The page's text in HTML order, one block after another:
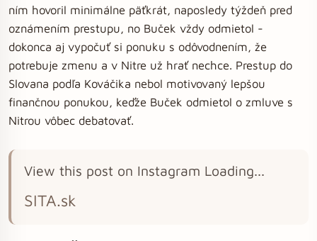
ním hovoril minimálne päťkrát, naposledy týždeň pred
oznámením prestupu, no Buček vždy odmietol -
dokonca aj vypočuť si ponuku s odôvodnením, že
potrebuje zmenu a v Nitre už hrať nechce. Prestup do
Slovana podľa Kováčika nebol motivovaný lepšou
finančnou ponukou, keďže Buček odmietol o zmluve s
Nitrou vôbec debatovať.
View this post on Instagram Loading...
SITA.sk